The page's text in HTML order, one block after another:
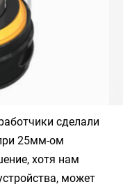
сделали
25мм-ом
хотя нам
может